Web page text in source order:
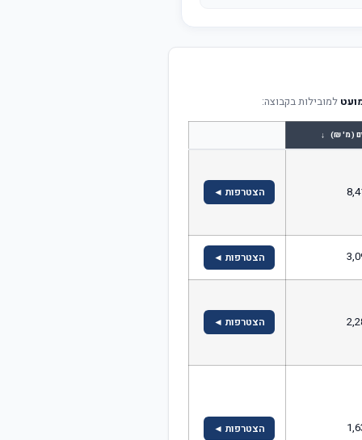
למובילות בקבוצה:
(מ' ₪) ↓
הצטרפות ◄
הצטרפות ◄
הצטרפות ◄
הצטרפות ◄